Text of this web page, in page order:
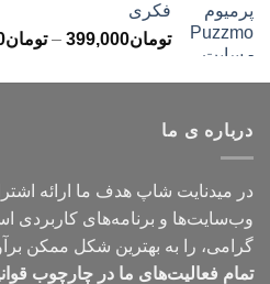
فکری
تومان399,000
– تومان
درباره ی ما
در میدنایت شاپ هدف ما ارائه
وب‌سایت‌ها و برنامه‌های کاربردی
گرامی، را به بهترین شکل ممکن
تمام فعالیت‌های ما در چارچوب